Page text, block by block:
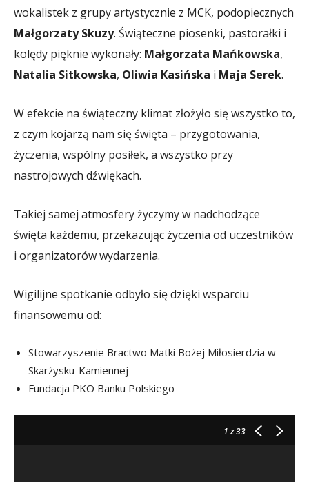
wokalistek z grupy artystycznie z MCK, podopiecznych
Małgorzaty Skuzy. Świąteczne piosenki, pastorałki i
kolędy pięknie wykonały: Małgorzata Mańkowska,
Natalia Sitkowska, Oliwia Kasińska i Maja Serek.
W efekcie na świąteczny klimat złożyło się wszystko to,
z czym kojarzą nam się święta – przygotowania,
życzenia, wspólny posiłek, a wszystko przy
nastrojowych dźwiękach.
Takiej samej atmosfery życzymy w nadchodzące
święta każdemu, przekazując życzenia od uczestników
i organizatorów wydarzenia.
Wigilijne spotkanie odbyło się dzięki wsparciu
finansowemu od:
Stowarzyszenie Bractwo Matki Bożej Miłosierdzia w
Skarżysku-Kamiennej
Fundacja PKO Banku Polskiego
1z 33